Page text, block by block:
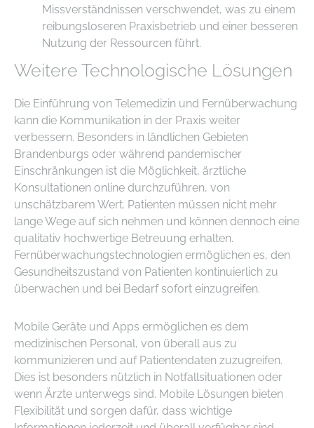
Missverständnissen verschwendet, was zu einem
reibungsloseren Praxisbetrieb und einer besseren
Nutzung der Ressourcen führt.
Weitere Technologische Lösungen
Die Einführung von Telemedizin und Fernüberwachung
kann die Kommunikation in der Praxis weiter
verbessern. Besonders in ländlichen Gebieten
Brandenburgs oder während pandemischer
Einschränkungen ist die Möglichkeit, ärztliche
Konsultationen online durchzuführen, von
unschätzbarem Wert. Patienten müssen nicht mehr
lange Wege auf sich nehmen und können dennoch eine
qualitativ hochwertige Betreuung erhalten.
Fernüberwachungstechnologien ermöglichen es, den
Gesundheitszustand von Patienten kontinuierlich zu
überwachen und bei Bedarf sofort einzugreifen.
Mobile Geräte und Apps ermöglichen es dem
medizinischen Personal, von überall aus zu
kommunizieren und auf Patientendaten zuzugreifen.
Dies ist besonders nützlich in Notfallsituationen oder
wenn Ärzte unterwegs sind. Mobile Lösungen bieten
Flexibilität und sorgen dafür, dass wichtige